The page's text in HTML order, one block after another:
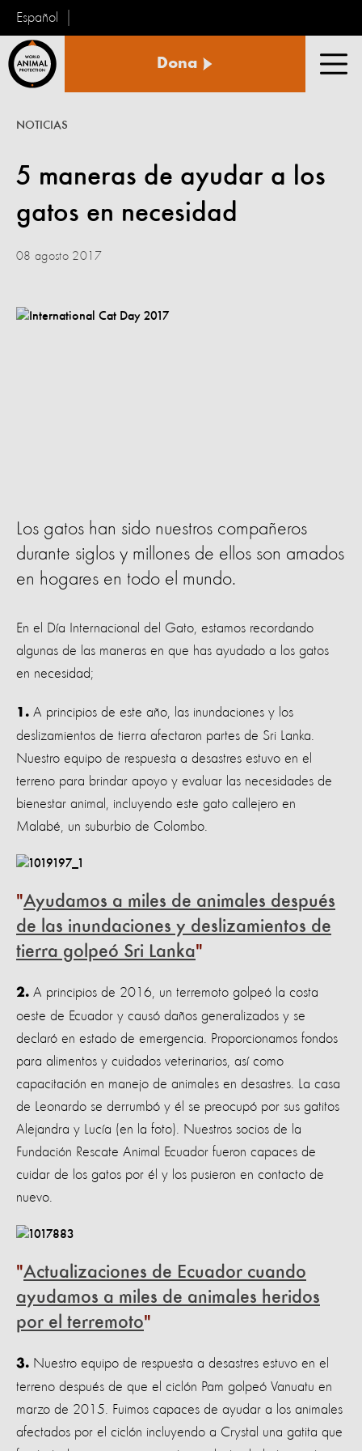
Español
Animal
Dona
5 maneras de ayudar a los
gatos en necesidad
NOTICIAS
08 agosto 2017
Los gatos han sido nuestros compañeros
durante siglos y millones de ellos son amados
en hogares en todo el mundo.
En el Día Internacional del Gato, estamos recordando
algunas de las maneras en que has ayudado a los gatos
en necesidad;
1. A principios de este año, las inundaciones y los
deslizamientos de tierra afectaron partes de Sri Lanka.
Nuestro equipo de respuesta a desastres estuvo en el
terreno para brindar apoyo y evaluar las necesidades de
bienestar animal, incluyendo este gato callejero en
Malabé, un suburbio de Colombo.
Ayudamos a miles de animales después
de las inundaciones y deslizamientos de
tierra golpeó Sri Lanka
2. A principios de 2016, un terremoto golpeó la costa
oeste de Ecuador y causó daños generalizados y se
declaró en estado de emergencia. Proporcionamos fondos
para alimentos y cuidados veterinarios, así como
capacitación en manejo de animales en desastres. La casa
de Leonardo se derrumbó y él se preocupó por sus gatitos
Alejandra y Lucía (en la foto). Nuestros socios de la
Fundación Rescate Animal Ecuador fueron capaces de
cuidar de los gatos por él y los pusieron en contacto de
nuevo.
Actualizaciones de Ecuador cuando
ayudamos a miles de animales heridos
por el terremoto
3. Nuestro equipo de respuesta a desastres estuvo en el
terreno después de que el ciclón Pam golpeó Vanuatu en
marzo de 2015. Fuimos capaces de ayudar a los animales
afectados por el ciclón incluyendo a Crystal una gatita que